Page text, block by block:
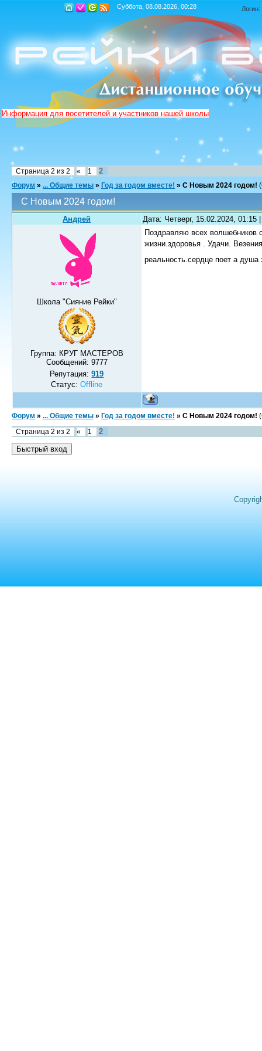
Суббота, 08.08.2026, 00:28 Логин:
Информация для посетителей и участников нашей школы
Страница 2 из 2 « 1 2
Форум » ... Общие темы » Год за годом вместе! » С Новым 2024 годом!
С Новым 2024 годом!
Андрей Дата: Четверг, 15.02.2024,
Школа "Сияние Рейки"
Группа: КРУГ МАСТЕРОВ
Сообщений: 9777
Репутация:919
Статус:Offline
Поздравляю всех волшебников
жизни.здоровья . Удачи.
реальность.сердце поет а
Форум » ... Общие темы » Год за годом вместе! » С Новым 2024 годом!
Страница 2 из 2 « 1 2